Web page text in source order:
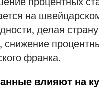
на
делая
снижение
франка.
влияют на